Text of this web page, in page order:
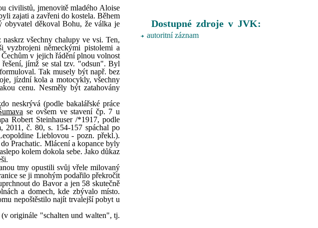
civilistů, jmenovitě mladého Aloise
zajati a zavřeni do kostela. Během
obyvatel děkoval Bohu, že válka je
všechny chalupy ve vsi. Ten,
německými pistolemi a
v jejich řádění plnou volnost
jímž se stal tzv. "odsun". Byl
Tak musely být např. bez
jízdní kola a motocykly, všechny
cenu. Nesměly být zatahovány
neskrývá (podle bakalářské práce
se ovšem ve stavení čp. 7 u
Robert Steinhauser /*1917, podle
2011, č. 80, s. 154-157 spáchal po
Lieblovou - pozn. překl.).
Prachatic. Mlácení a kopance byly
kolem dokola sebe. Jako důkaz
tmy opustili svůj vřele milovaný
se ji mnohým podařilo překročit
do Bavor a jen 58 skutečně
a domech, kde zbývalo místo.
nepoštěstilo najít trvalejší pobyt u
originále "schalten und walten", tj.
Dostupné zdroje v JVK:
autoritní záznam